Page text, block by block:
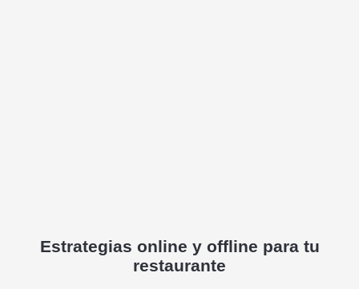
Estrategias online y offline para tu
restaurante